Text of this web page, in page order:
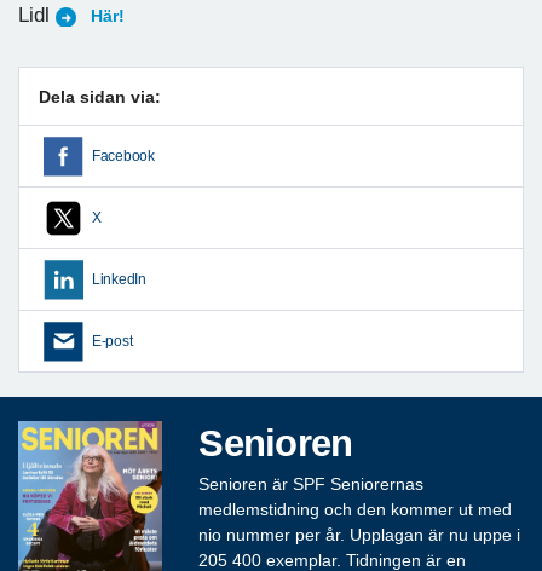
Lidl Här!
Dela sidan via:
Facebook
X
LinkedIn
E-post
Senioren
Senioren är SPF Seniorernas
medlemstidning och den kommer ut med
nio nummer per år. Upplagan är nu uppe i
205 400 exemplar. Tidningen är en